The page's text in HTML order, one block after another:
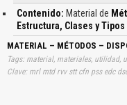
Contenido: Material de
Estructura, Clases y
MATERIAL – MÉTODOS –
Clave: mrl mtd rvv stt cfn pss edc